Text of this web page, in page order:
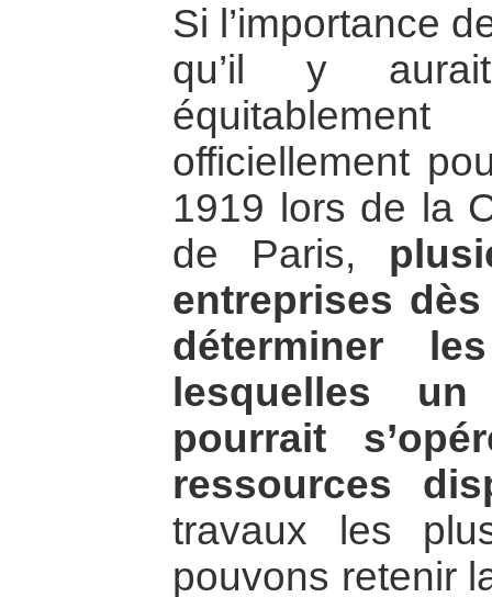
Si l’importance
qu’il y
officiellement
1919 lors de la
de Paris,
entreprises
déterminer
lesquelles
pourrait
ressources
travaux les
pouvons retenir